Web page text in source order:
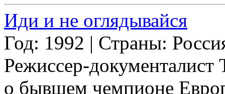
Иди и не оглядывайся
Год: 1992 | Страны:
Режиссер-документалист
о бывшем чемпионе